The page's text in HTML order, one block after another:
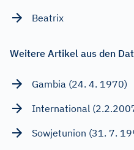
Beatrix
Weitere Artikel aus den
Gambia (24. 4. 1970)
International
Sowjetunion (31. 7.